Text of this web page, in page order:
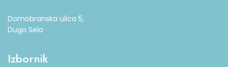
Domobranska ulica 5,
Dugo Selo
Izbornik